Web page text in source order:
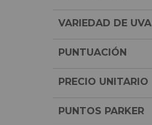
VARIEDAD DE UVA
PUNTUACIÓN
PRECIO UNITARIO
PUNTOS PARKER